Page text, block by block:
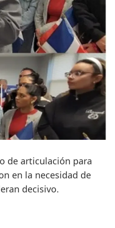
de articulación para
en la necesidad de
decisivo.